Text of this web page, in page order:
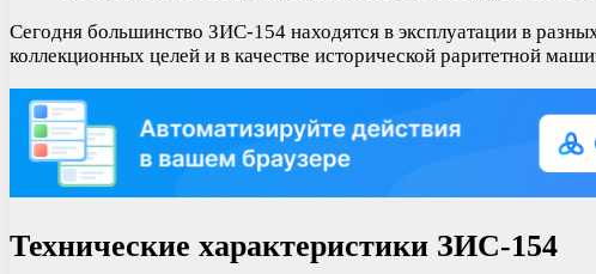
Сегодня большинство ЗИС-154 находятся в эксплуатации в
коллекционных целей и в качестве исторической раритетной
Технические характеристики ЗИС-154